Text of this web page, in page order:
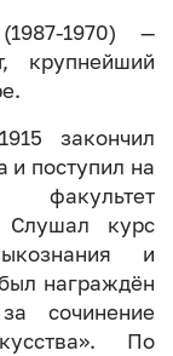
1970) —
крупнейший
закончил
и поступил на
факультет
Слушал курс
и
награждён
сочинение
По